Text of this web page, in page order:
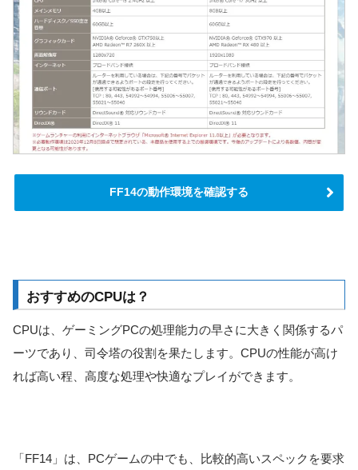
FF14の動作環境を確認する
おすすめのCPUは？
CPUは、ゲーミングPCの処理能力の早さに大きく関係するパ
ーツであり、司令塔の役割を果たします。CPUの性能が高け
れば高い程、高度な処理や快適なプレイができます。
「FF14」は、PCゲームの中でも、比較的高いスペックを要求